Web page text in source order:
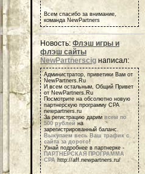
Всем спасибо за внимание,
команда NewPartners
Новость: Флэш игры и
флэш сайты
NewPartnerscig написал:
Администратор, приветики Вам от
NewPartners.Ru
И всем остальным, Общий Привет
от NewPartners.Ru
Посмотрите на обсолютно новую
партнерскую программу СРА
newpartners.ru
За регистрацию дарим всем по
500 рублей на
зарегистрированный баланс.
Выкупаем весь Ваш трафик с
сайта за дорого!
Узнай подробнее в партнерке -
ПАРТНЕРСКАЯ ПРОГРАММА
СРА http://aff.newpartners.ru/